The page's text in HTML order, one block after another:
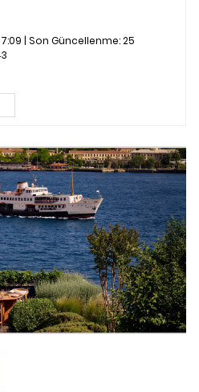
| Son Güncellenme:25